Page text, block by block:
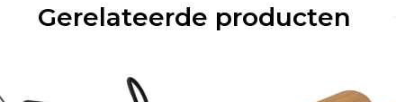
Gerelateerde producten